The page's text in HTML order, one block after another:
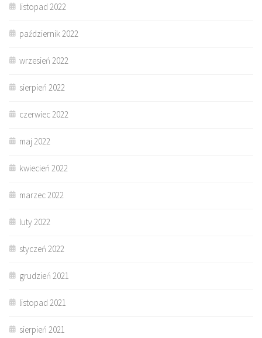
listopad 2022
październik 2022
wrzesień 2022
sierpień 2022
czerwiec 2022
maj 2022
kwiecień 2022
marzec 2022
luty 2022
styczeń 2022
grudzień 2021
listopad 2021
sierpień 2021